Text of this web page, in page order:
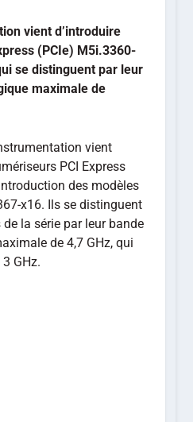
vient d’introduire
(PCIe) M5i.3360-
se distinguent par leur
maximale de
vient
PCI Express
des modèles
x16. Ils se distinguent
la série par leur bande
de 4,7 GHz, qui
GHz.